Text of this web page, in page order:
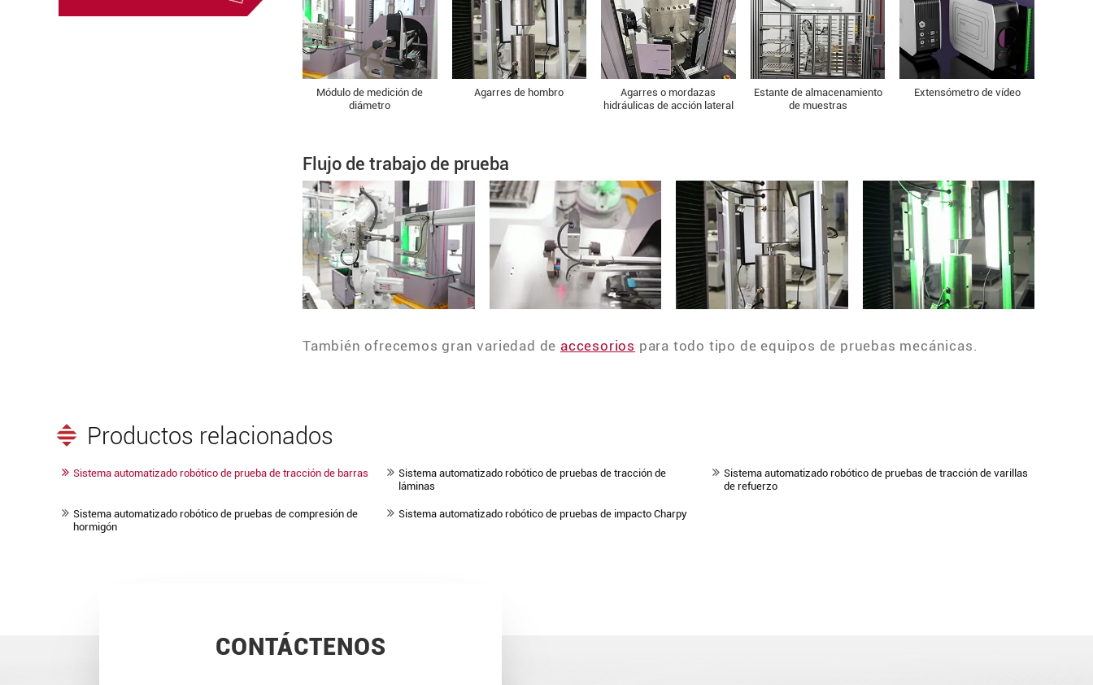
Módulo de medición de
diámetro
Agarres de hombro
Agarres o mordazas
hidráulicas de acción lateral
Estante de almacenamiento
de muestras
Extensómetro de vídeo
Flujo de trabajo de prueba
También ofrecemos gran variedad de accesorios para todo tipo de equipos de pruebas mecánicas.
Productos relacionados
Sistema automatizado robótico de prueba de tracción de barras
Sistema automatizado robótico de pruebas de tracción de
láminas
Sistema automatizado robótico de pruebas de tracción de varillas
de refuerzo
Sistema automatizado robótico de pruebas de compresión de
hormigón
Sistema automatizado robótico de pruebas de impacto Charpy
CONTÁCTENOS